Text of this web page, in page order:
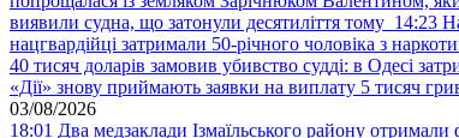
виявили судна, що затонули десятиліття тому 14:23
нацгвардійці затримали 50-річного чоловіка з
40 тисяч доларів замовив убивство судді: в Одесі
«Дії» знову приймають заявки на виплату 5 тисяч
03/08/2026
18:01 Два медзаклади Ізмаїльського району